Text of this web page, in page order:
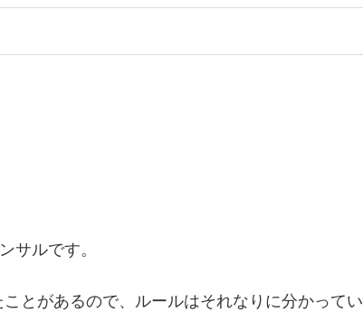
サルです。
とがあるので、ルールはそれなりに分かってい